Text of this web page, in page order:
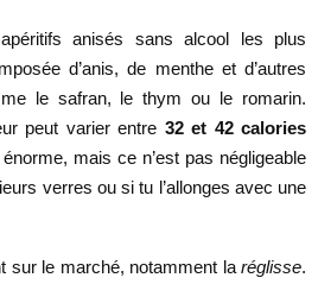
anisés sans alcool les plus
d’anis, de menthe et d’autres
le safran, le thym ou le romarin.
peut varier entre 32 et 42 calories
mais ce n’est pas négligeable
verres ou si tu l’allonges avec une
sur le marché, notamment la réglisse.